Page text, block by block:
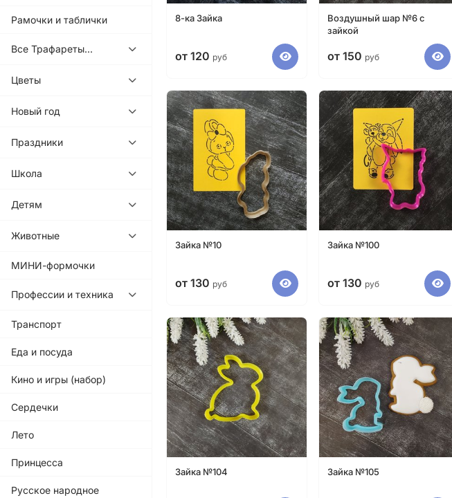
Рамочки и таблички
Все Трафареты...
Цветы
Новый год
Праздники
Школа
Детям
Животные
МИНИ-формочки
Профессии и техника
Транспорт
Еда и посуда
Кино и игры (набор)
Сердечки
Лето
Принцесса
Русское народное
8-ка Зайка
от 120 руб
Воздушный шар №6 с
зайкой
от 150 руб
Зайка №10
от 130 руб
Зайка №100
от 130 руб
Зайка №104 Зайка №105